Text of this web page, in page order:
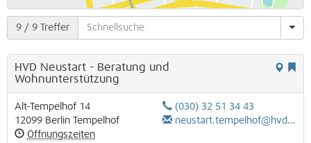
9 / 9 Treffer
HVD Neustart - Beratung und
Wohnunterstützung
Alt-Tempelhof 14
12099 Berlin Tempelhof
Öffnungszeiten
(030) 32 51 34 43
neustart.tempelhof@hvd-bb.de